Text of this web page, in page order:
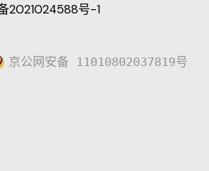
2021024588号-1
京公网安备 11010802037819号